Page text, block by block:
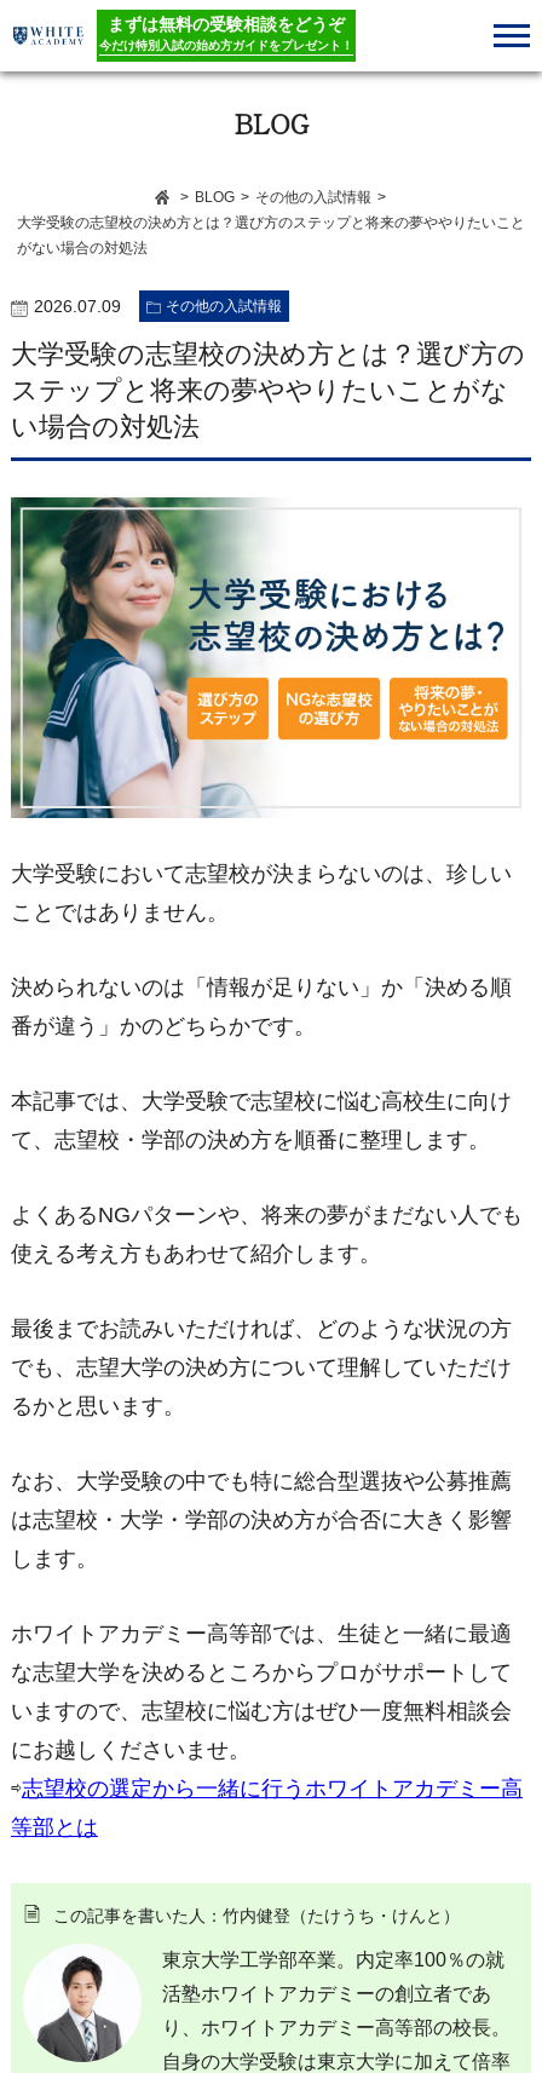
まずは無料の受験相談をどうぞ
今だけ特別入試の始め方ガイドをプレゼント！
BLOG
> BLOG > その他の入試情報 >
大学受験の志望校の決め方とは？選び方のステップと将来の夢ややりたいこと
がない場合の対処法
2026.07.09 その他の入試情報
大学受験の志望校の決め方とは？選び方の
ステップと将来の夢ややりたいことがな
い場合の対処法
大学受験において志望校が決まらないのは、珍しい
ことではありません。
決められないのは「情報が足りない」か「決める順
番が違う」かのどちらかです。
本記事では、大学受験で志望校に悩む高校生に向け
て、志望校・学部の決め方を順番に整理します。
よくあるNGパターンや、将来の夢がまだない人でも
使える考え方もあわせて紹介します。
最後までお読みいただければ、どのような状況の方
でも、志望大学の決め方について理解していただけ
るかと思います。
なお、大学受験の中でも特に総合型選抜や公募推薦
は志望校・大学・学部の決め方が合否に大きく影響
します。
ホワイトアカデミー高等部では、生徒と一緒に最適
な志望大学を決めるところからプロがサポートして
いますので、志望校に悩む方はぜひ一度無料相談会
にお越しくださいませ。
⇨志望校の選定から一緒に行うホワイトアカデミー高
等部とは
この記事を書いた人：竹内健登（たけうち・けんと）
東京大学工学部卒業。内定率100％の就
活塾ホワイトアカデミーの創立者であ
り、ホワイトアカデミー高等部の校長。
自身の大学受験は東京大学に加えて倍率